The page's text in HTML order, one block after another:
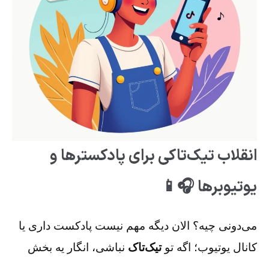
انقلاب تیک‌تاکی برای پادکسترها و
یوتیوبرها 🎧📱
می‌دونی چیه؟ الان دیگه مهم نیست پادکست داری یا
کانال یوتیوب؛ اگه توتیک‌تاک نباشی، انگار یه بخش